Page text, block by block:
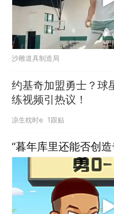
沙雕道具制造局
约基奇加盟勇士？球
练视频引热议！
凉生枕时e 1跟贴
“暮年库里还能否创造